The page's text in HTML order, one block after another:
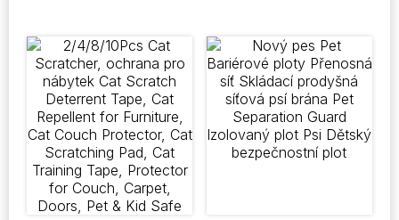
variant.
Možnosti
lze
vybrat
na
stránce
produktu